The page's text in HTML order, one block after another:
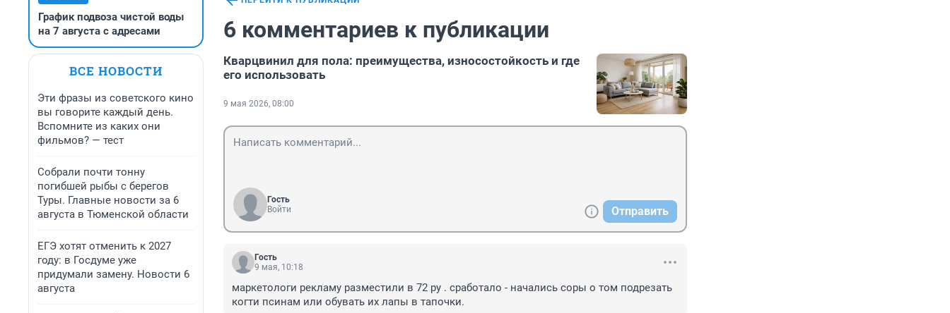
График подвоза чистой воды
на 7 августа с адресами
ВСЕ НОВОСТИ
Эти фразы из советского кино
вы говорите каждый день.
Вспомните из каких они
фильмов? — тест
Собрали почти тонну
погибшей рыбы с берегов
Туры. Главные новости за 6
августа в Тюменской области
ЕГЭ хотят отменить к 2027
году: в Госдуме уже
придумали замену. Новости 6
августа
6 комментариев к публикации
Кварцвинил для пола: преимущества, износостойкость и где
его использовать
9 мая 2026, 08:00
Гость
Войти
Отправить
Гость
9 мая, 10:18
маркетологи рекламу разместили в 72 ру . сработало - начались соры о том подрезать
когти псинам или обувать их лапы в тапочки.